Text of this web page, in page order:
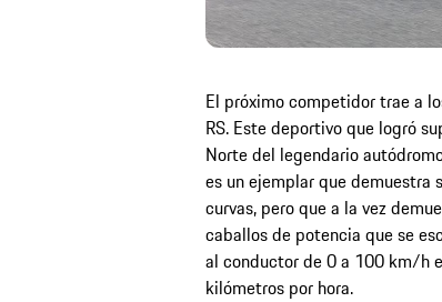
El próximo competidor trae a
RS. Este deportivo que logró
Norte del legendario
es un ejemplar que
curvas, pero que a la vez
caballos de potencia que se
al conductor de 0 a 100 km/h
kilómetros por hora.